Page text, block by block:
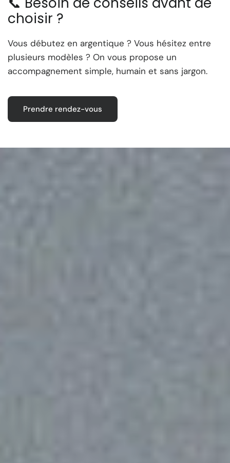
choisir ?
Vous débutez en argentique ? Vous hésitez entre
plusieurs modèles ? On vous propose un
accompagnement simple, humain et sans jargon.
Prendre rendez-vous